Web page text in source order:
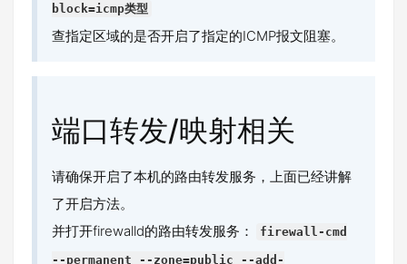
block=icmp类型
查指定区域的是否开启了指定的ICMP报文阻塞。
端口转发/映射相关
请确保开启了本机的路由转发服务，上面已经讲解
了开启方法。
并打开firewalld的路由转发服务：
firewall-cmd
--permanent --zone=public --add-